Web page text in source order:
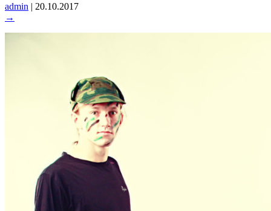
admin | 20.10.2017
→